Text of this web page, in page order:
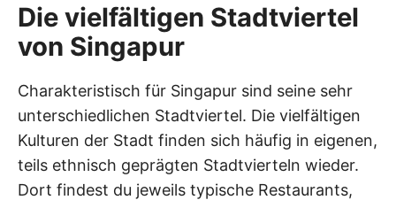
Die vielfältigen Stadtviertel
von Singapur
Charakteristisch für Singapur sind seine sehr
unterschiedlichen Stadtviertel. Die vielfältigen
Kulturen der Stadt finden sich häufig in eigenen,
teils ethnisch geprägten Stadtvierteln wieder.
Dort findest du jeweils typische Restaurants,